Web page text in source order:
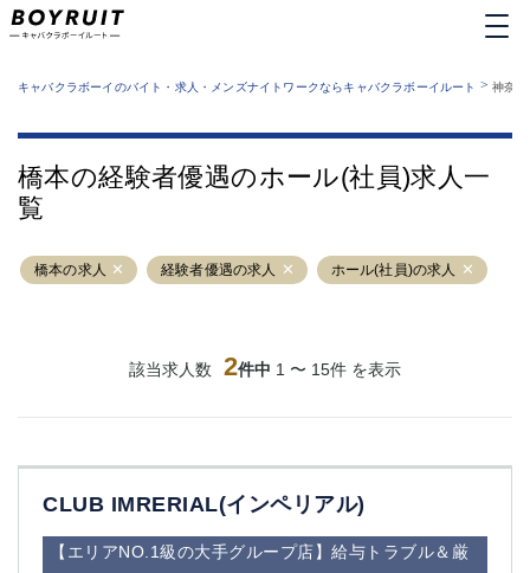
業種から探す
運営者情報
サイトマップ
キャバクラボーイのバイト・求人・メンズナイトワークならキャバクラボーイルート > 神奈
橋本の経験者優遇のホール(社員)求人一
覧
橋本の求人 経験者優遇の求人 ホール(社員)の求人
該当求人数 2件中 1 〜 15件 を表示
CLUB IMRERIAL(インペリアル)
【エリアNO.1級の大手グループ店】給与トラブル＆厳
六本木
池袋
渋谷
大和
立川
①六本木 ②西麻布
大山
赤坂
高円寺